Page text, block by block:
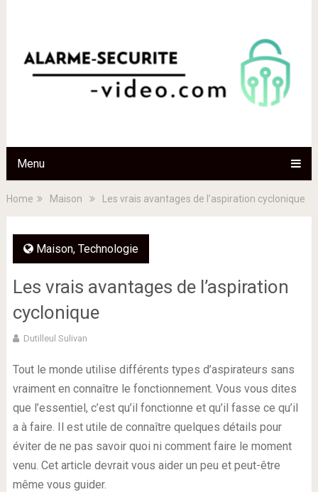
Menu
Home Maison Les vrais avantages de l’aspiration cyclonique
Maison, Technologie
Les vrais avantages de l’aspiration
cyclonique
Dutilleul Sulivan
Tout le monde utilise différents types d’aspirateurs sans
vraiment en connaître le fonctionnement. Vous vous dites
que l’essentiel, c’est qu’il fonctionne et qu’il fasse ce qu’il
a à faire. Il est utile de connaître quelques détails pour
éviter de ne pas savoir quoi ni comment faire le moment
venu. Cet article devrait vous aider un peu et peut-être
même vous guider.